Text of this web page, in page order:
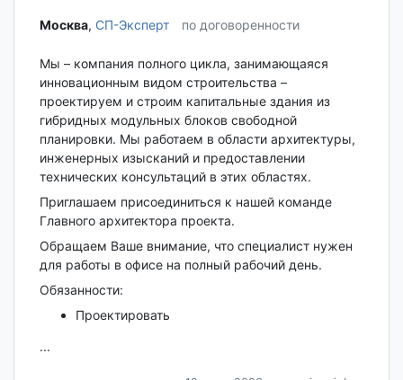
Москва‎, СП-Эксперт по договоренности
Мы – компания полного цикла, занимающаяся
инновационным видом строительства –
проектируем и строим капитальные здания из
гибридных модульных блоков свободной
планировки. Мы работаем в области архитектуры,
инженерных изысканий и предоставлении
технических консультаций в этих областях.
Приглашаем присоединиться к нашей команде
Главного архитектора проекта.
Обращаем Ваше внимание, что специалист нужен
для работы в офисе на полный рабочий день.
Обязанности:
Проектировать
...